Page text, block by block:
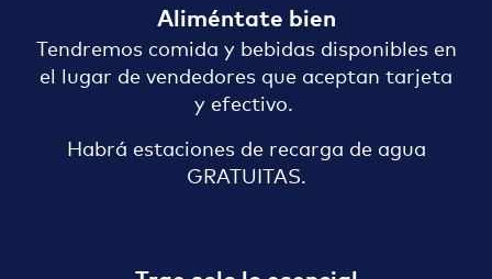
Aliméntate bien
Tendremos comida y bebidas disponibles en
el lugar de vendedores que aceptan tarjeta
y efectivo.
Habrá estaciones de recarga de agua
GRATUITAS.